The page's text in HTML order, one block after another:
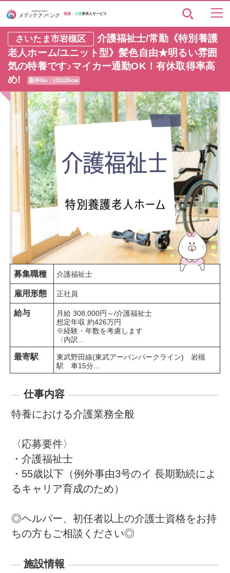
看護・介護系求人サービス
さいたま市岩槻区
介護福祉士/常勤《特別養護
老人ホーム/ユニット型》髪色自由★明るい雰囲
気の特養です♪マイカー通勤OK！有休取得率高
め!
案件No：j01120cw
募集職種 介護福祉士
雇用形態 正社員
給与
月給 308,000円～/介護福祉士
想定年収 約426万円
※経験・年数を考慮します
〈内訳...
最寄駅
東武野田線(東武アーバンパークライン)　岩槻
駅　車15分...
仕事内容
特養における介護業務全般
〈応募要件〉
・介護福祉士
・55歳以下（例外事由3号のイ 長期勤続によ
るキャリア育成のため）
◎ヘルパー、初任者以上の介護士資格をお持
ちの方もご相談ください◎
施設情報